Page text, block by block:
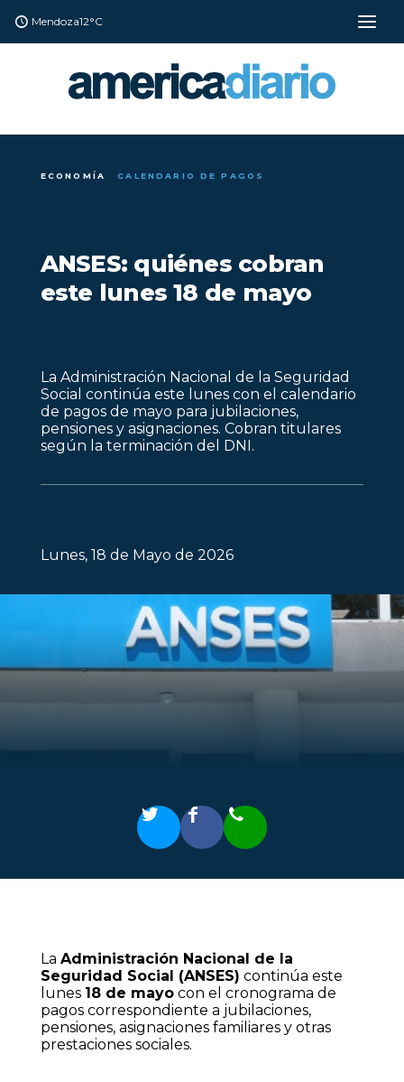
Mendoza12°C
ECONOMÍA CALENDARIO DE PAGOS
ANSES: quiénes cobran
este lunes 18 de mayo
La Administración Nacional de la Seguridad
Social continúa este lunes con el calendario
de pagos de mayo para jubilaciones,
pensiones y asignaciones. Cobran titulares
según la terminación del DNI.
Lunes, 18 de Mayo de 2026
La Administración Nacional de la
Seguridad Social (ANSES) continúa este
lunes 18 de mayocon el cronograma de
pagos correspondiente a jubilaciones,
pensiones, asignaciones familiares y otras
prestaciones sociales.